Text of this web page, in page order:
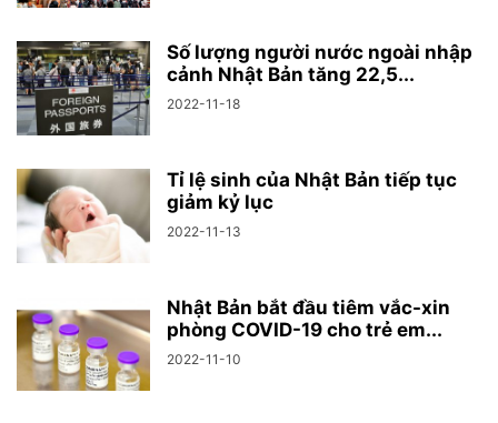
Số lượng người nước ngoài nhập
cảnh Nhật Bản tăng 22,5...
2022-11-18
Tỉ lệ sinh của Nhật Bản tiếp tục
giảm kỷ lục
2022-11-13
Nhật Bản bắt đầu tiêm vắc-xin
phòng COVID-19 cho trẻ em...
2022-11-10